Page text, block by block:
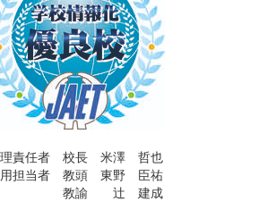
責任者 校長 米澤 哲也
担当者 教頭 東野 臣祐
諭 辻 建成